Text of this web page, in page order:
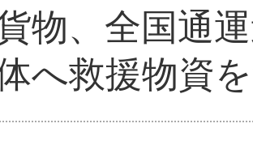
物、全国通
へ救援物資